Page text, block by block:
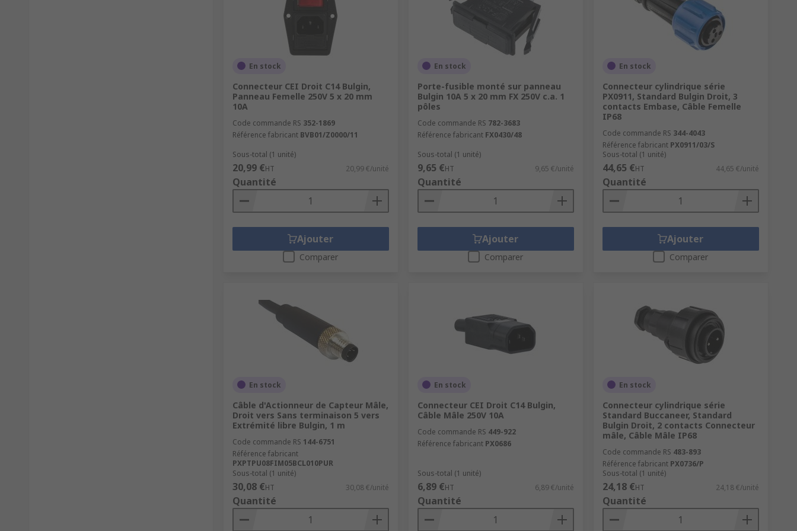
En stock
Connecteur CEI Droit C14 Bulgin,
Panneau Femelle 250V 5 x 20 mm
10A
Code commande RS 352-1869
Référence fabricant BVB01/Z0000/11
Sous-total (1 unité)
20,99 €HT 20,99 €/unité
Quantité
Ajouter
Comparer
En stock
Porte-fusible monté sur panneau
Bulgin 10A 5 x 20 mm FX 250V c.a. 1
pôles
Code commande RS 782-3683
Référence fabricant FX0430/48
Sous-total (1 unité)
9,65 €HT 9,65 €/unité
Quantité
Ajouter
Comparer
En stock
Connecteur cylindrique série
PX0911, Standard Bulgin Droit, 3
contacts Embase, Câble Femelle
IP68
Code commande RS 344-4043
Référence fabricant PX0911/03/S
Sous-total (1 unité)
44,65 €HT 44,65 €/unité
Quantité
Ajouter
Comparer
En stock
Câble d'Actionneur de Capteur Mâle,
Droit vers Sans terminaison 5 vers
Extrémité libre Bulgin, 1 m
Code commande RS 144-6751
Référence fabricant
PXPTPU08FIM05BCL010PUR
Sous-total (1 unité)
30,08 €HT 30,08 €/unité
Quantité
En stock
Connecteur CEI Droit C14 Bulgin,
Câble Mâle 250V 10A
Code commande RS 449-922
Référence fabricant PX0686
Sous-total (1 unité)
6,89 €HT 6,89 €/unité
Quantité
En stock
Connecteur cylindrique série
Standard Buccaneer, Standard
Bulgin Droit, 2 contacts Connecteur
mâle, Câble Mâle IP68
Code commande RS 483-893
Référence fabricant PX0736/P
Sous-total (1 unité)
24,18 €HT 24,18 €/unité
Quantité